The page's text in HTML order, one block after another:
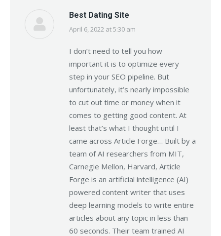
Best Dating Site
says:
April 6, 2022 at 5:30 am
I don’t need to tell you how
important it is to optimize every
step in your SEO pipeline. But
unfortunately, it’s nearly impossible
to cut out time or money when it
comes to getting good content. At
least that’s what I thought until I
came across Article Forge… Built by a
team of AI researchers from MIT,
Carnegie Mellon, Harvard, Article
Forge is an artificial intelligence (AI)
powered content writer that uses
deep learning models to write entire
articles about any topic in less than
60 seconds. Their team trained AI